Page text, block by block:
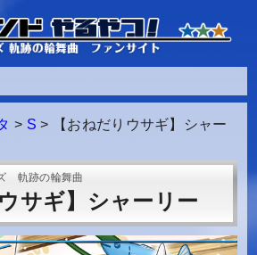
> S >
【おねだりウサギ】シャー
軌跡の輪舞曲
サギ】シャーリー